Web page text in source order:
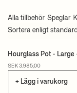
Alla tillbehör Speglar
Sortera
Hourglass Pot - Large
SEK 3.985,00
+ Lägg i varukorg